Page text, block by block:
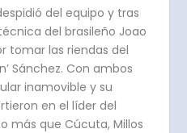
del equipo y tras
del brasileño Joao
tomar las riendas del
Sánchez. Con ambos
inamovible y su
en el líder del
más que Cúcuta, Millos